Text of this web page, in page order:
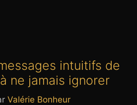
intuitifs de
ne jamais ignorer
Valérie Bonheur